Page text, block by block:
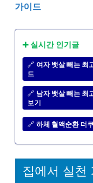
가이드
➕ 실시간 인기글
🔗 여자 뱃살 빼는 최
드
🔗 남자 뱃살 빼는 최
보기
🔗 하체 혈액순환 더
집에서 실천